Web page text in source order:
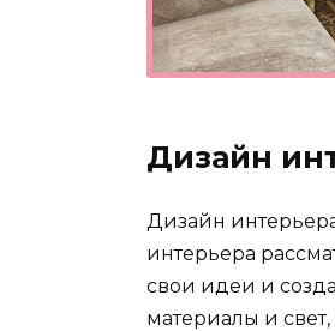
Дизайн
Дизайн
интерьера
свои идеи и
материалы и